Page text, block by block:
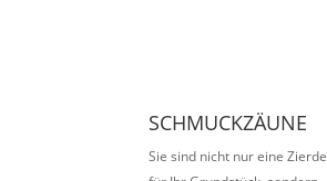
SCHMUCKZÄUNE
Sie sind nicht nur eine Zierde